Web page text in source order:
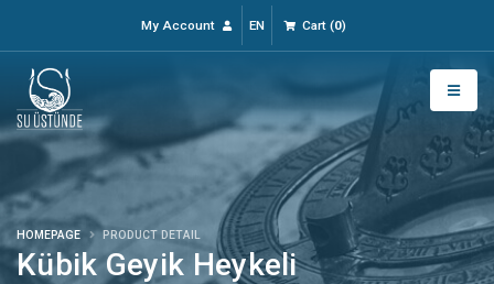
My Account EN Cart (0)
Kübik Geyik Heykeli
HOMEPAGE PRODUCT DETAIL